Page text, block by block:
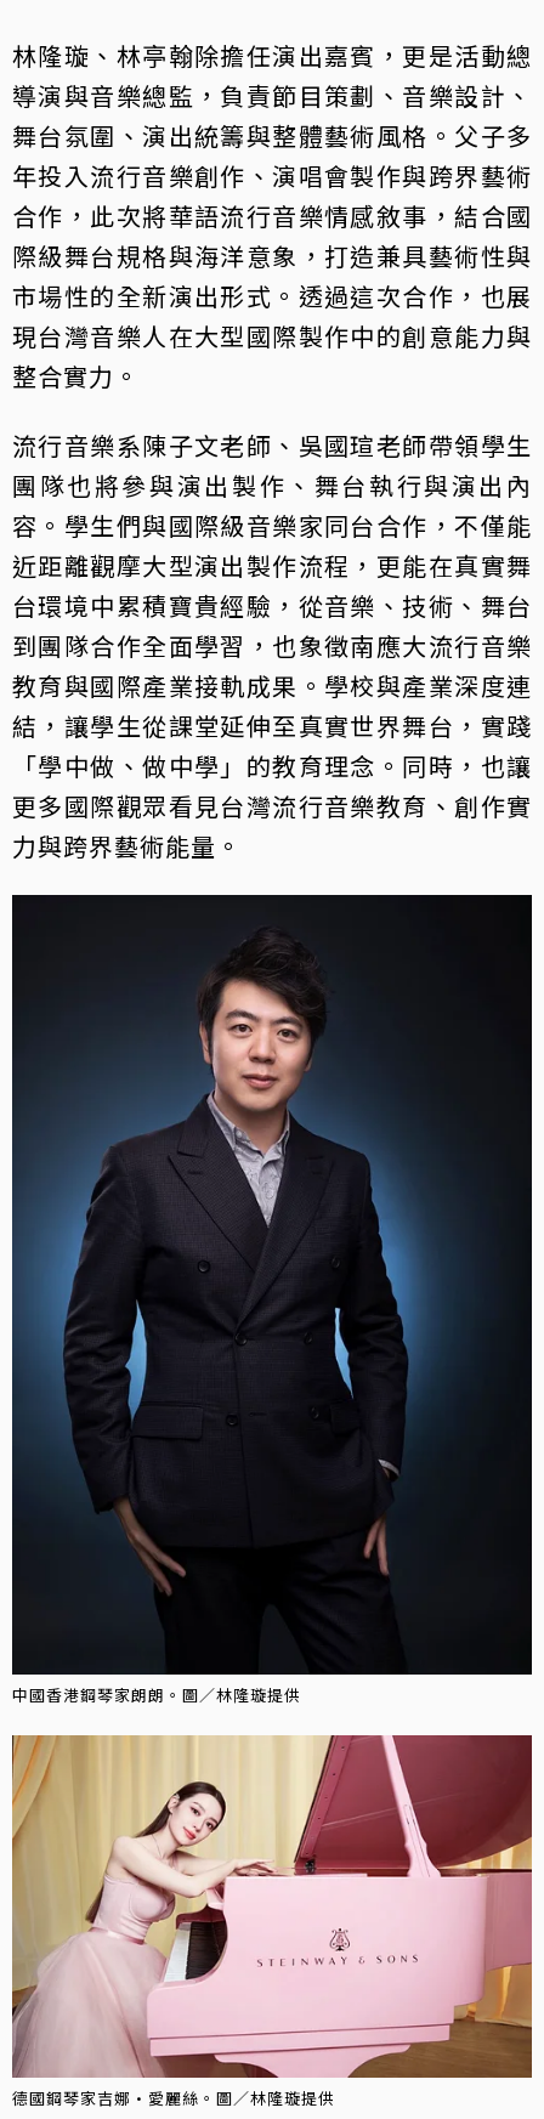
林隆璇、林亭翰除擔任演出嘉賓，更是活動總
導演與音樂總監，負責節目策劃、音樂設計、
舞台氛圍、演出統籌與整體藝術風格。父子多
年投入流行音樂創作、演唱會製作與跨界藝術
合作，此次將華語流行音樂情感敘事，結合國
際級舞台規格與海洋意象，打造兼具藝術性與
市場性的全新演出形式。透過這次合作，也展
現台灣音樂人在大型國際製作中的創意能力與
整合實力。
流行音樂系陳子文老師、吳國瑄老師帶領學生
團隊也將參與演出製作、舞台執行與演出內
容。學生們與國際級音樂家同台合作，不僅能
近距離觀摩大型演出製作流程，更能在真實舞
台環境中累積寶貴經驗，從音樂、技術、舞台
到團隊合作全面學習，也象徵南應大流行音樂
教育與國際產業接軌成果。學校與產業深度連
結，讓學生從課堂延伸至真實世界舞台，實踐
「學中做、做中學」的教育理念。同時，也讓
更多國際觀眾看見台灣流行音樂教育、創作實
力與跨界藝術能量。
中國香港鋼琴家朗朗。圖／林隆璇提供
德國鋼琴家吉娜·愛麗絲。圖／林隆璇提供